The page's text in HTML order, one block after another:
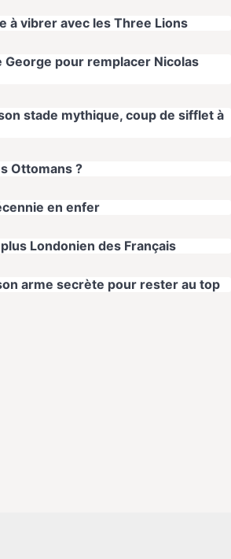
à vibrer avec les Three Lions
George pour remplacer Nicolas
stade mythique, coup de sifflet à
Ottomans ?
en enfer
Londonien des Français
arme secrète pour rester au top